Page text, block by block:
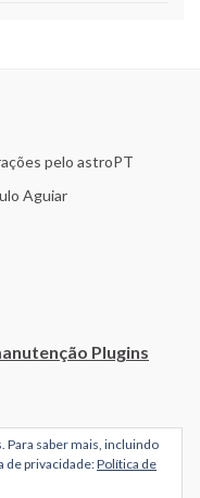
pelo astroPT
Aguiar
Plugins
Para saber mais, incluindo
de privacidade:Política de